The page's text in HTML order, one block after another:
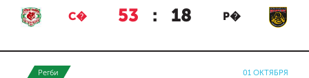
С� 53 : 18 Р�
Регби 01 ОКТЯБРЯ